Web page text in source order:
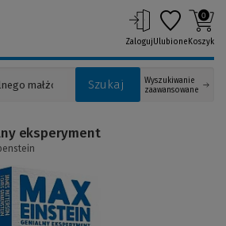
Szukaj
Wyszukiwanie
zaawansowane
ZalogujUlubione
0
Koszyk
eksperyment